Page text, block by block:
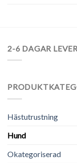
2-6 DAGAR
Hästutrustning
Hund
Okategoriserad